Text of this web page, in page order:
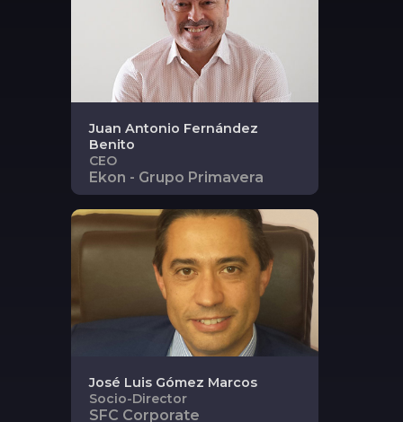
Juan Antonio Fernández
Benito
CEO
Ekon - Grupo Primavera
José Luis Gómez Marcos
Socio-Director
SFC Corporate